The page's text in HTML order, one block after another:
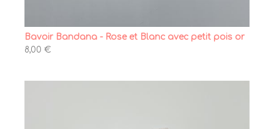
Bavoir Bandana - Rose et Blanc avec petit pois or
8,00 €